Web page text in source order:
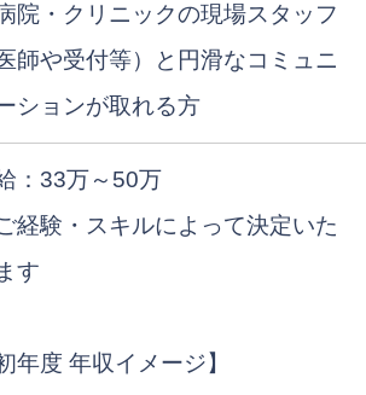
院・クリニックの現場スタッフ
医師や受付等）と円滑なコミュニ
ションが取れる方
：33万～50万
経験・スキルによって決定いた
す
年度 年収イメージ】